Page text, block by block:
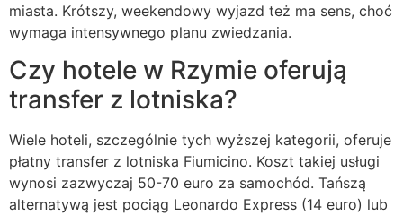
miasta. Krótszy, weekendowy wyjazd też ma sens, choć
wymaga intensywnego planu zwiedzania.
Czy hotele w Rzymie oferują
transfer z lotniska?
Wiele hoteli, szczególnie tych wyższej kategorii, oferuje
płatny transfer z lotniska Fiumicino. Koszt takiej usługi
wynosi zazwyczaj 50-70 euro za samochód. Tańszą
alternatywą jest pociąg Leonardo Express (14 euro) lub